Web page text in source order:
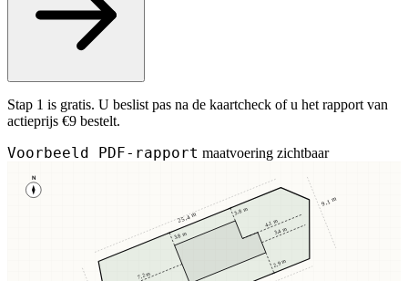
Stap 1 is gratis. U beslist pas na de kaartcheck of u het rapport van
actieprijs €9 bestelt.
Voorbeeld PDF-rapport maatvoering zichtbaar
N
3,8 m
3,8 m
2,9 m
7,2 m
3,4 m
4,1 m
25,4 m
9,1 m